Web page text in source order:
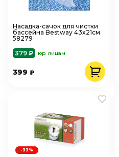
Насадка-сачок для чистки
бассейна Bestway 43x21см
58279
379 ₽
юр. лицам
399 ₽
-33%